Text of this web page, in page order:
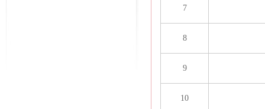
7
8
9
10